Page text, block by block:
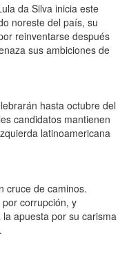
da Silva inicia este
noreste del país, su
reinventarse después
sus ambiciones de
hasta octubre del
candidatos mantienen
latinoamericana
cruce de caminos.
corrupción, y
apuesta por su carisma